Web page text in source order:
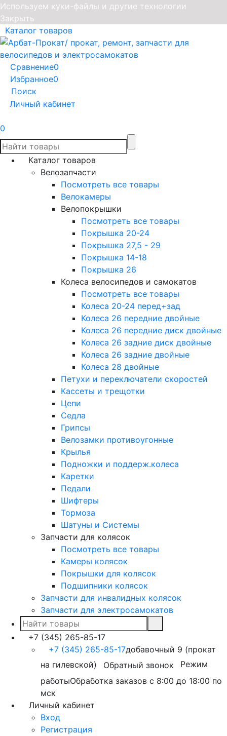
Используем куки-файлы и другие технологии
Закрыть
Каталог товаров
Сравнение0
Избранное0
Поиск
Личный кабинет
0
Каталог товаров
Велозапчасти
Посмотреть все товары
Велокамеры
Велопокрышки
Посмотреть все товары
Покрышка 20-24
Покрышка 27,5 - 29
Покрышка 14-18
Покрышка 26
Колеса велосипедов и самокатов
Посмотреть все товары
Колеса 20-24 перед+зад
Колеса 26 передние двойные
Колеса 26 передние диск двойные
Колеса 26 задние диск двойные
Колеса 26 задние двойные
Колеса 28 двойные
Петухи и переключатели скоростей
Кассеты и трещотки
Цепи
Седла
Грипсы
Велозамки противоугонные
Крылья
Подножки и поддерж.колеса
Каретки
Педали
Шифтеры
Тормоза
Шатуны и Системы
Запчасти для колясок
Посмотреть все товары
Камеры колясок
Покрышки для колясок
Подшипники колясок
Запчасти для инвалидных колясок
Запчасти для электросамокатов
+7 (345) 265-85-17
+7 (345) 265-85-17добавочный 9 (прокат
на гилевской)
Обратный звонок
Режим
работыОбработка заказов с 8:00 до 18:00 по
мск
Личный кабинет
Вход
Регистрация